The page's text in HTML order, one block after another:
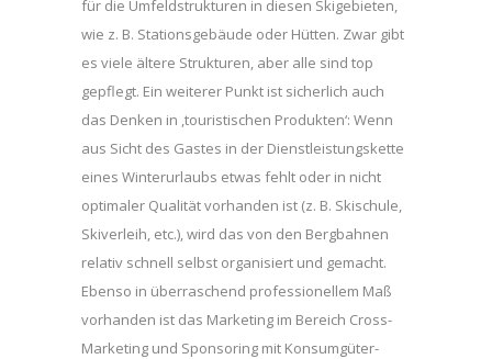
für die Umfeldstrukturen in diesen Skigebieten,
wie z. B. Stationsgebäude oder Hütten. Zwar gibt
es viele ältere Strukturen, aber alle sind top
gepflegt. Ein weiterer Punkt ist sicherlich auch
das Denken in ,touristischen Produkten‘: Wenn
aus Sicht des Gastes in der Dienstleistungskette
eines Winterurlaubs etwas fehlt oder in nicht
optimaler Qualität vorhanden ist (z. B. Skischule,
Skiverleih, etc.), wird das von den Bergbahnen
relativ schnell selbst organisiert und gemacht.
Ebenso in überraschend professionellem Maß
vorhanden ist das Marketing im Bereich Cross-
Marketing und Sponsoring mit Konsumgüter-